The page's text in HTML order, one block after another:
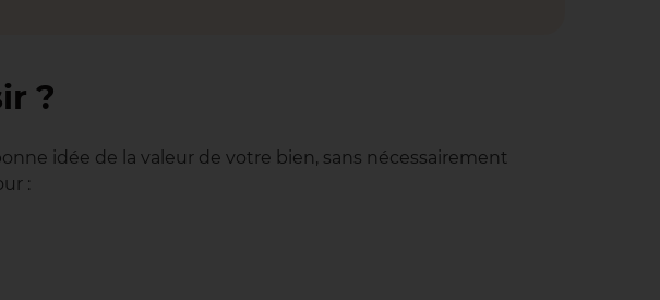
?
idée de la valeur de votre bien, sans nécessairement
: